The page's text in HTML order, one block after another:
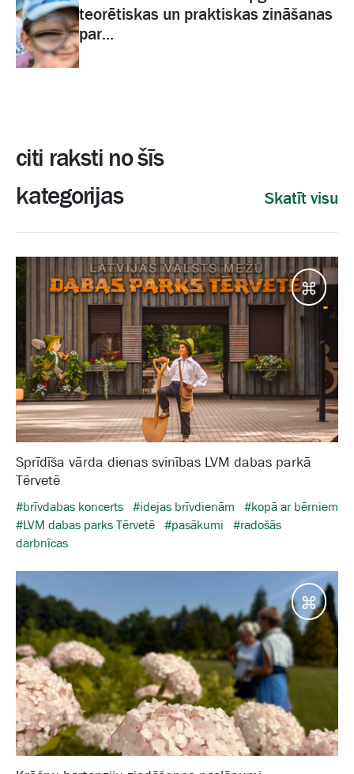
teorētiskas un praktiskas zināšanas
par...
citi raksti no šīs
kategorijas
Skatīt visu
Sprīdīša vārda dienas svinības LVM dabas parkā
Tērvetē
#brīvdabas koncerts #idejas brīvdienām
#kopā ar bērniem
#LVM dabas parks Tērvetē #pasākumi
#radošās
darbnīcas